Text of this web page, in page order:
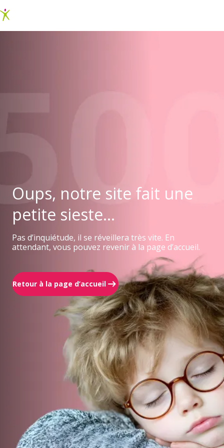
Oups, notre site fait une
petite sieste...
Pas d’inquiétude, il se réveillera très vite. En
attendant, vous pouvez revenir à la page d’accueil.
Retour à la page d’accueil